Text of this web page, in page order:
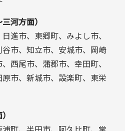
河方面）
進市、東郷町、みよし市、
市、知立市、安城市、岡崎
西尾市、蒲郡市、幸田町、
市、新城市、設楽町、東栄